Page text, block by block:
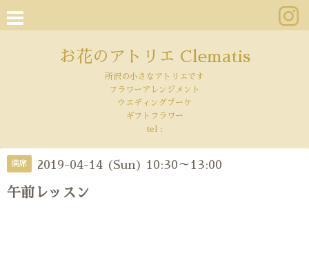
お花のアトリエ Clematis
所沢の小さなアトリエです
フラワーアレンジメント
ウエディングブーケ
ギフトフラワー
tel :
満席 2019-04-14 (Sun) 10:30～13:00
午前レッスン